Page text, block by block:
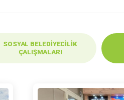
SOSYAL BELEDIYECILIK
ÇALIŞMALARI